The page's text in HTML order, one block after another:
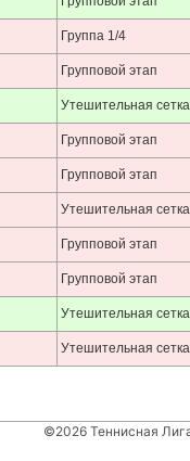
Группа 1/4
Групповой этап
Утешительная сетка
Групповой этап
Групповой этап
Утешительная сетка
Групповой этап
Групповой этап
Утешительная сетка
Утешительная сетка
©2026 Теннисная